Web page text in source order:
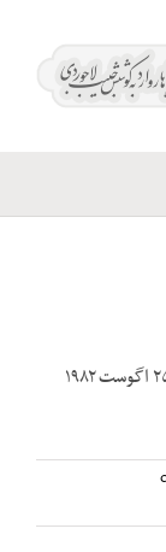
روایت‌کننده: آقای ابوالحسن ابتهاج تاریخ مصاحبه: ۲۵ اگوست ۱۹۸۲